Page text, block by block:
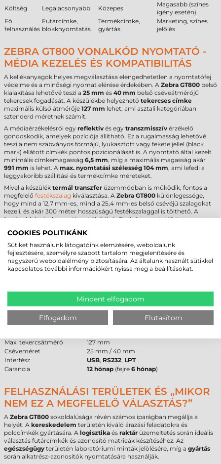
Költség
Legalacsonyabb Közepes
Magasabb (színes
igény esetén)
Fő
felhasználás
Futárcímke,
blokknyomtatás
Termékcímke,
gyártás
Marketing, színes
jelölés
ZEBRA GT800 VONALKÓD NYOMTATÓ -
MÉDIA KEZELÉS ÉS KOMPATIBILITÁS
A kellékanyagok helyes megválasztása elengedhetetlen a nyomtatófej
védelme és a minőségi nyomat elérése érdekében. A Zebra GT800 belső
kialakítása lehetővé teszi a 25 mm és 40 mm belső cséveátmérőjű
tekercsek fogadását. A készülékbe helyezhető tekercses címke
maximális külső átmérője 127 mm lehet, ami asztali kategóriában
sztenderd méretnek számít.
A médiaérzékelésről egy reflektív és egy transzmisszív érzékelő
gondoskodik, amelyek pozíciója állítható. Ez a rugalmasság lehetővé
teszi a nem szabványos formájú, lyukasztott vagy fekete jellel (black
mark) ellátott címkék pontos pozicionálását is. A nyomtató által kezelt
minimális címkemagasság 6,5 mm, míg a maximális magasság akár
991 mm is lehet. A max. nyomtatási szélesség 104 mm, ami lefedi a
leggyakoribb szállítási és termékcímke méreteket.
Mivel a készülék termál transzfer üzemmódban is működik, fontos a
megfelelő festékszalag kiválasztása. A Zebra GT800 különlegessége,
hogy mind a 12,7 mm-es, mind a 25,4 mm-es belső csévéjű szalagokat
kezeli, és akár 300 méter hosszúságú festékszalaggal is tölthető. A
festékoldal minden esetben külső (Ink-Out). A nyomtatófej
élettartamának megóvása érdekében a festékszalagnak legalább 2 mm-
rel szélesebbnek kell lennie a címkénél.
ZEBRA GT800 CÍMKENYOMTATÓ -
MŰSZAKI PARAMÉTEREK
a pontos beazonosítás érdekében:
Márka
Zebra
Technológia
termál transzfer/ direkt termál
Max. tekercsátmérő
127 mm
Cséveméret
25 mm / 40 mm
Interfész
USB, RS232, LPT
Garancia
12 hónap (fejre 6 hónap)
FELHASZNÁLÁSI TERÜLETEK ÉS „MIKOR
NEM EZ A MEGFELELŐ VÁLASZTÁS?”
A Zebra GT800 sokoldalúsága révén számos iparágban megállja a
helyét. A kereskedelem területén kiváló árazási feladatokra és
polccímkék gyártására. A logisztika és raktár üzemeltetés során ideális
választás futárcímkék és azonosító matricák készítéséhez. Az
egészségügy területén laboratóriumi minták jelölésére, míg a gyártás
során alkatrész-azonosítók nyomtatására használják.
COOKIES POLITIKÁNK
Sütiket használunk látogatóink elemzésére, weboldalunk
fejlesztésére, személyre szabott tartalom megjelenítésére és
nagyszerű weboldalélmény biztosítására. Az általunk használt sütikkel
kapcsolatos további információkért nyissa meg a beállításokat.
Mindent elfogadom
Elfogadom Elutasítom